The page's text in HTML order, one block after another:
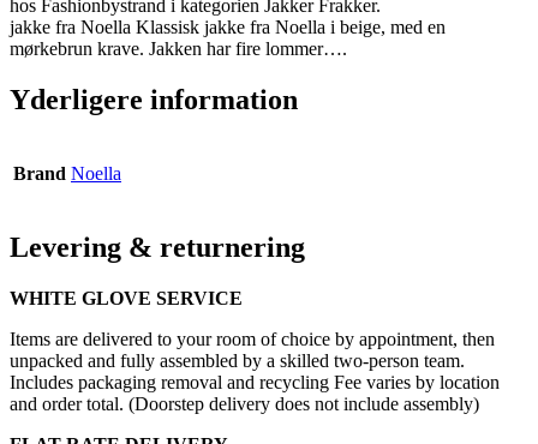
hos Fashionbystrand i kategorien Jakker Frakker.
jakke fra Noella Klassisk jakke fra Noella i beige, med en
mørkebrun krave. Jakken har fire lommer….
Yderligere information
Brand Noella
Levering & returnering
WHITE GLOVE SERVICE
Items are delivered to your room of choice by appointment, then
unpacked and fully assembled by a skilled two-person team.
Includes packaging removal and recycling Fee varies by location
and order total. (Doorstep delivery does not include assembly)